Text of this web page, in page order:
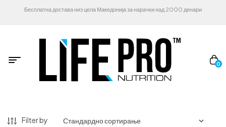
Бесплатна достава низ цела Македонија за нарачки над 2000 денари
0
Filter by